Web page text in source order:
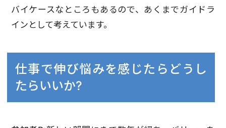
バイケースなところもあるので、あくまでガイドラ
インとして考えています。
仕事で伸び悩みを感じたらどうし
たらいいか?